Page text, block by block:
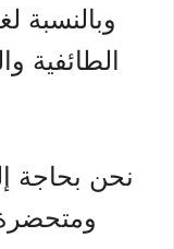
وبالنسبة
الطائفية
نحن بحاجة